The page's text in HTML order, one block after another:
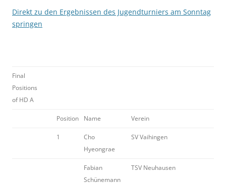
Direkt zu den Ergebnissen des Jugendturniers am Sonntag
springen
Final
Positions
of HD A
Position Name Verein
1
Cho
Hyeongrae
SV Vaihingen
Fabian
Schünemann
TSV Neuhausen